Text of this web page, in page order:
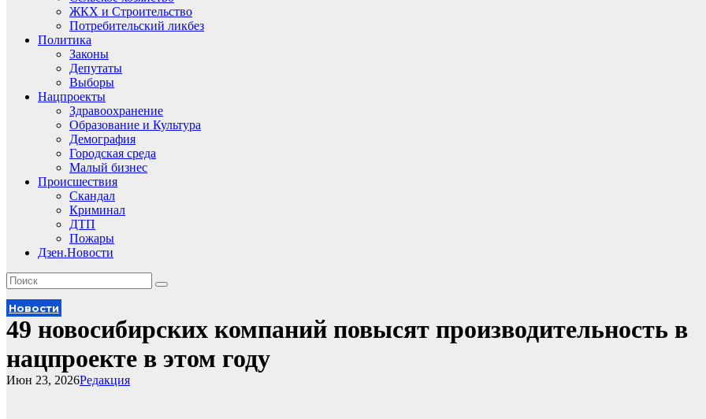
ЖКХ и Строительство
Потребительский ликбез
Политика
Законы
Депутаты
Выборы
Нацпроекты
Здравоохранение
Образование и Культура
Демография
Городская среда
Малый бизнес
Происшествия
Скандал
Криминал
ДТП
Пожары
Дзен.Новости
Новости
49 новосибирских компаний повысят производительность в
нацпроекте в этом году
Редакция
Июн 23, 2026